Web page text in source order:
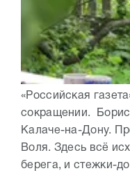
«Российская
сокращении.
Калаче-на-Дону.
Воля. Здесь всё
берега, и стежки-